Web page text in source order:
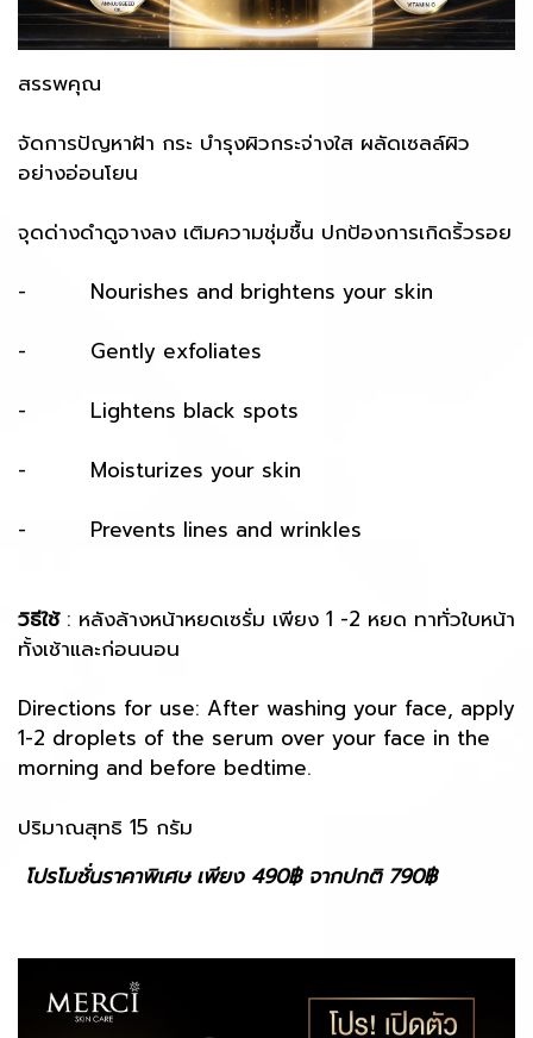
สรรพคุณ
จัดการปัญหาฝ้า กระ บำรุงผิวกระจ่างใส ผลัดเซลล์ผิว
อย่างอ่อนโยน
จุดด่างดำดูจางลง เติมความชุ่มชื้น ปกป้องการเกิดริ้วรอย
- Nourishes and brightens your skin
- Gently exfoliates
- Lightens black spots
- Moisturizes your skin
- Prevents lines and wrinkles
วิธีใช้: หลังล้างหน้าหยดเซรั่ม เพียง 1 -2 หยด ทาทั่วใบหน้า
ทั้งเช้าและก่อนนอน
Directions for use: After washing your face, apply
1-2 droplets of the serum over your face in the
morning and before bedtime.
ปริมาณสุทธิ 15 กรัม
โปรโมชั่นราคาพิเศษ เพียง 490฿ จากปกติ 790฿